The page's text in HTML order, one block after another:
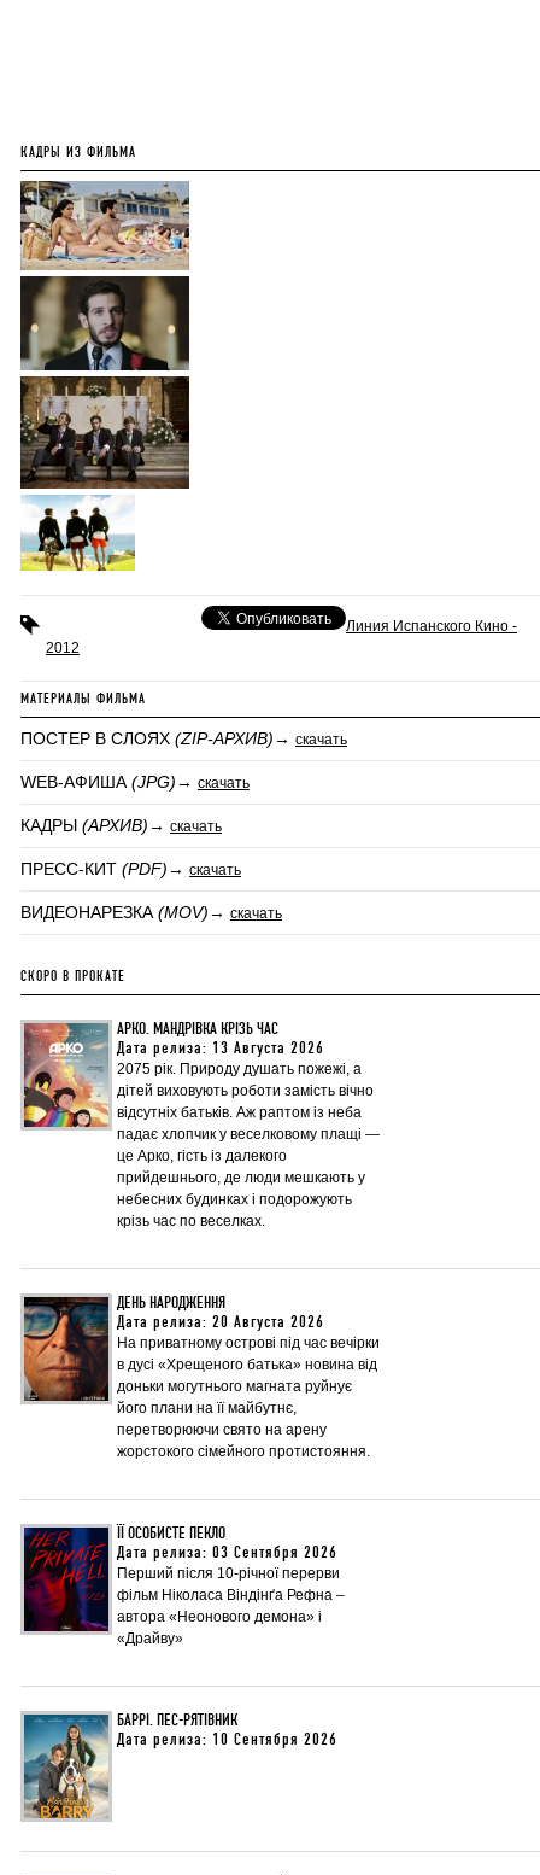
КАДРЫ ИЗ ФИЛЬМА
Линия Испанского Кино -
2012
МАТЕРИАЛЫ ФИЛЬМА
ПОСТЕР В СЛОЯХ (ZIP-АРХИВ)→ скачать
WEB-АФИША (JPG)→ скачать
КАДРЫ (АРХИВ)→ скачать
ПРЕСС-КИТ (PDF)→ скачать
ВИДЕОНАРЕЗКА (MOV)→ скачать
СКОРО В ПРОКАТЕ
АРКО. МАНДРІВКА КРІЗЬ ЧАС
Дата релиза: 13 Августа 2026
2075 рік. Природу душать пожежі, а
дітей виховують роботи замість вічно
відсутніх батьків. Аж раптом із неба
падає хлопчик у веселковому плащі —
це Арко, гість із далекого
прийдешнього, де люди мешкають у
небесних будинках і подорожують
крізь час по веселках.
ДЕНЬ НАРОДЖЕННЯ
Дата релиза: 20 Августа 2026
На приватному острові під час вечірки
в дусі «Хрещеного батька» новина від
доньки могутнього магната руйнує
його плани на її майбутнє,
перетворюючи свято на арену
жорстокого сімейного протистояння.
ЇЇ ОСОБИСТЕ ПЕКЛО
Дата релиза: 03 Сентября 2026
Перший після 10-річної перерви
фільм Ніколаса Віндінґа Рефна –
автора «Неонового демона» і
«Драйву»
БАРРІ. ПЕС-РЯТІВНИК
Дата релиза: 10 Сентября 2026